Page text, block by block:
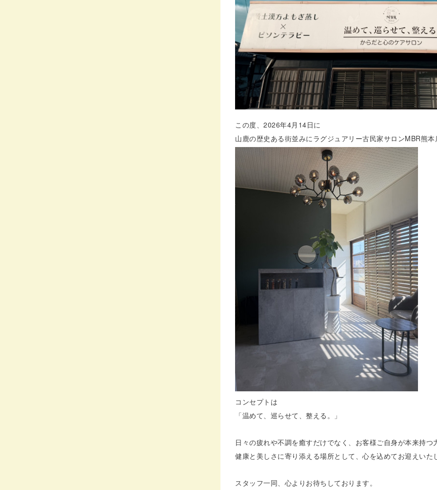
この度、2026年4月14日に
山鹿の歴史ある街並みにラグジュアリー古民家サロンMBR熊
コンセプトは
「温めて、巡らせて、整える。」
日々の疲れや不調を癒すだけでなく、お客様ご自身が本来持つ
健康と美しさに寄り添える場所として、心を込めてお迎えいた
スタッフ一同、心よりお待ちしております。